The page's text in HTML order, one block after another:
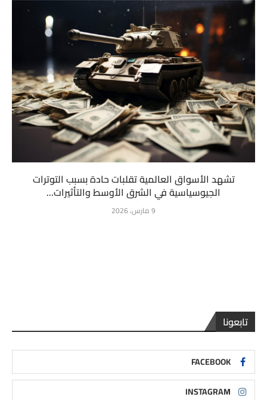
تشهد الأسواق العالمية تقلبات حادة بسبب التوترات
الجيوسياسية في الشرق الأوسط والتأثيرات...
9 مارس، 2026
تابعونا
FACEBOOK
INSTAGRAM